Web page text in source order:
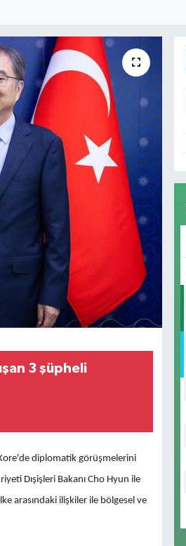
3 şüpheli
diplomatik görüşmelerini
Dışişleri Bakanı Cho Hyun ile
arasındaki ilişkiler ile bölgesel ve